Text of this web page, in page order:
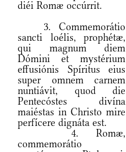
diéi Romæ occúrrit.
3. Commemorátio
sancti loélis, prophétæ,
qui magnum diem
Dómini et mystérium
effusiónis Spíritus eius
super omnem carnem
nuntiávit, quod die
Pentecóstes divína
maiéstas in Christo mire
perfícere dignáta est.
4. Romæ,
commemorátio